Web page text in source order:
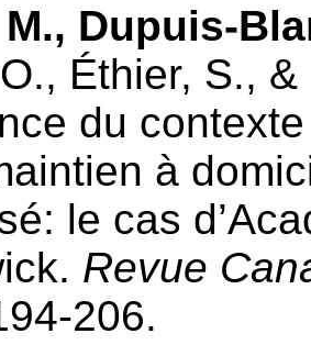
Dupuis-
Éthier, S.,
du
à
le cas
Revue
206.